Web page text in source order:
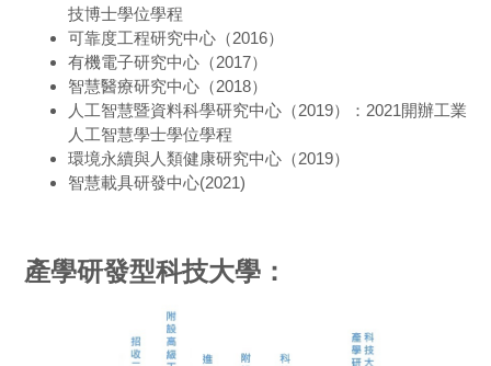
技博士學位學程
可靠度工程研究中心（2016）
有機電子研究中心（2017）
智慧醫療研究中心（2018）
人工智慧暨資料科學研究中心（2019）：2021開辦工業
人工智慧學士學位學程
環境永續與人類健康研究中心（2019）
智慧載具研發中心(2021)
產學研發型科技大學：